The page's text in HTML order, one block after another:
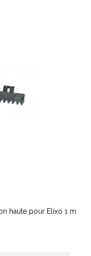
haute pour Elixo 1 m